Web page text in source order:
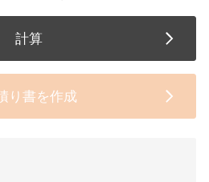
計算
り書を作成